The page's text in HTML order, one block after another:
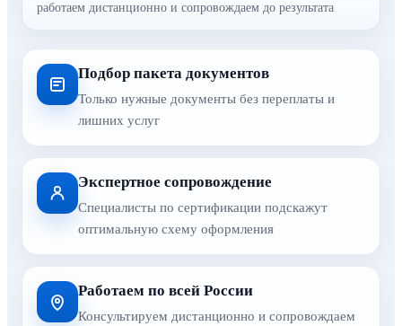
работаем дистанционно и сопровождаем до результата
Подбор пакета документов
Только нужные документы без переплаты и
лишних услуг
Экспертное сопровождение
Специалисты по сертификации подскажут
оптимальную схему оформления
Работаем по всей России
Консультируем дистанционно и сопровождаем